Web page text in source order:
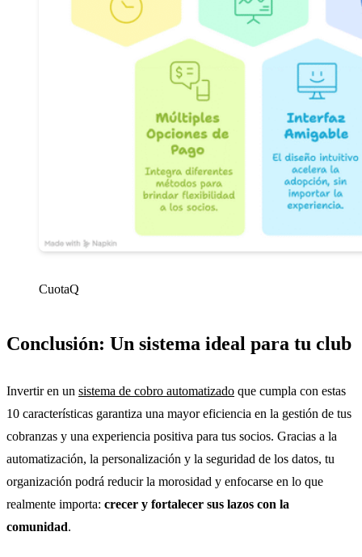
CuotaQ
Conclusión: Un sistema ideal para tu club
Invertir en un sistema de cobro automatizado que cumpla con estas
10 características garantiza una mayor eficiencia en la gestión de tus
cobranzas y una experiencia positiva para tus socios. Gracias a la
automatización, la personalización y la seguridad de los datos, tu
organización podrá reducir la morosidad y enfocarse en lo que
realmente importa: crecer y fortalecer sus lazos con la
comunidad.